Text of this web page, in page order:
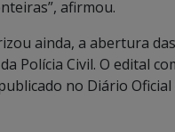
afirmou.
ainda, a abertura
Polícia Civil. O edital
no Diário Oficial